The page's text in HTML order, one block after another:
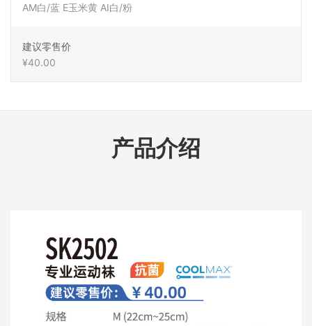
AM白/蓝 E玉米黄 AI白/粉
建议零售价
¥40.00
产品介绍